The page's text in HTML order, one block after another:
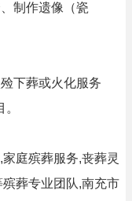
制作遗像（瓷
下葬或火化服务
庭殡葬服务,丧葬灵
葬专业团队,南充市